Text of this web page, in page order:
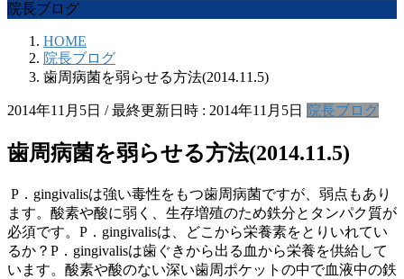
プ
動
院長ブログ
HOME
院長ブログ
歯周病菌を弱らせる方法(2014.11.5)
2014年11月5日 / 最終更新日時 : 2014年11月5日 院長ブログ
歯周病菌を弱らせる方法(2014.11.5)
P．gingivalisは強い毒性をもつ歯周病菌ですが、弱点もあり
ます。酸素や酸に弱く、生存増殖のため鉄分とタンパク質が
必須です。P．gingivalisは、どこから栄養素をとりいれてい
るか？P．gingivalisは歯ぐきから出る血から栄養を供給して
います。酸素や酸のない深い歯周ポケットの中で血液中の鉄